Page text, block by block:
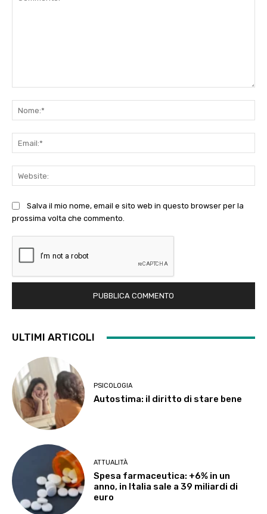
Salva il mio nome, email e sito web in questo browser per la
prossima volta che commento.
ULTIMI ARTICOLI
PSICOLOGIA
Autostima: il diritto di stare bene
ATTUALITÀ
Spesa farmaceutica: +6% in un
anno, in Italia sale a 39 miliardi di
euro